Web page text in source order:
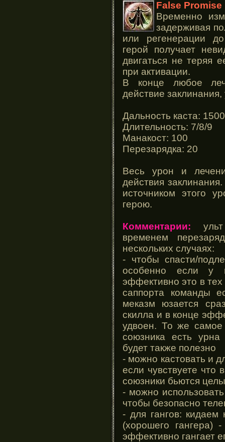
False Promise
Временно
задерживая
или регенерации
герой получает
двигаться не теряя
при активации.
В конце любое
действие заклинания,
Дальность каста: 1500
Длительность: 7/8/9
Манакост: 100
Перезарядка: 20
Весь урон и
действия
источником этого
герою.
Комментарии:
временем
нескольких случаях:
- чтобы спасти/
особенно если у
эффективно это в тех
саппорта команды
меказм юзается
скилла и в конце
удвоен. То же самое
союзника есть
будет также полезно
- можно кастовать и
если чувствуете что
союзники бьются
- можно
чтобы безопасно
- для гангов:
(хорошего гангера)
эффективно гангает